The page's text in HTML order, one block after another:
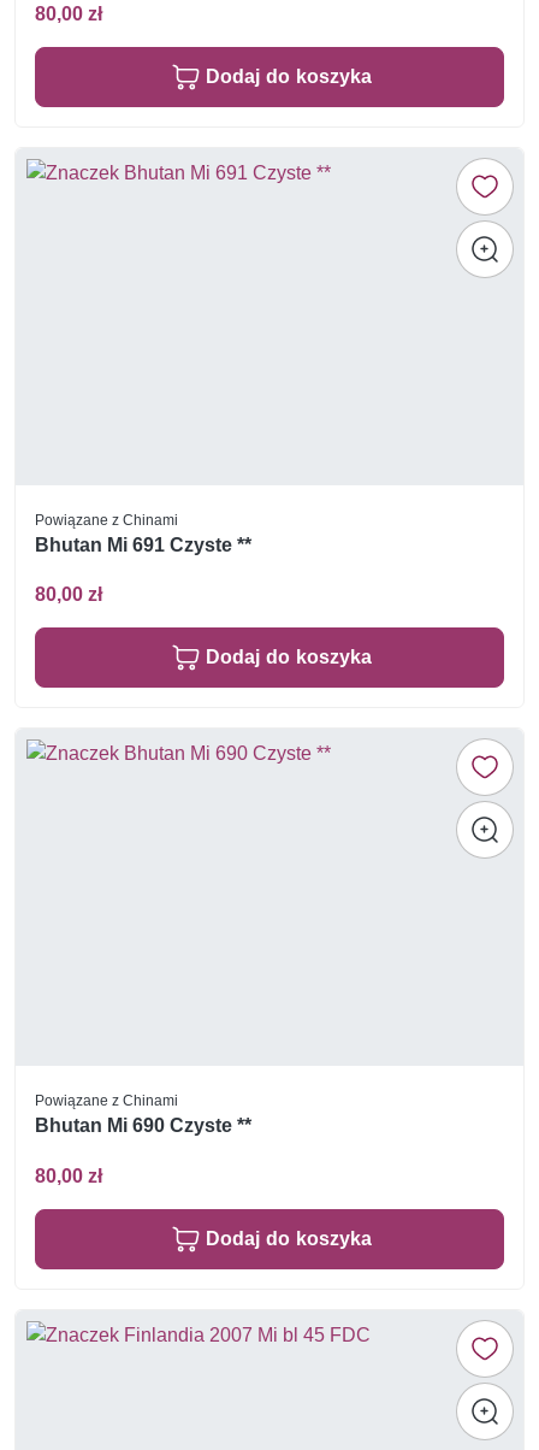
80,00 zł
Dodaj do koszyka
Powiązane z Chinami
Bhutan Mi 691 Czyste **
80,00 zł
Dodaj do koszyka
Powiązane z Chinami
Bhutan Mi 690 Czyste **
80,00 zł
Dodaj do koszyka